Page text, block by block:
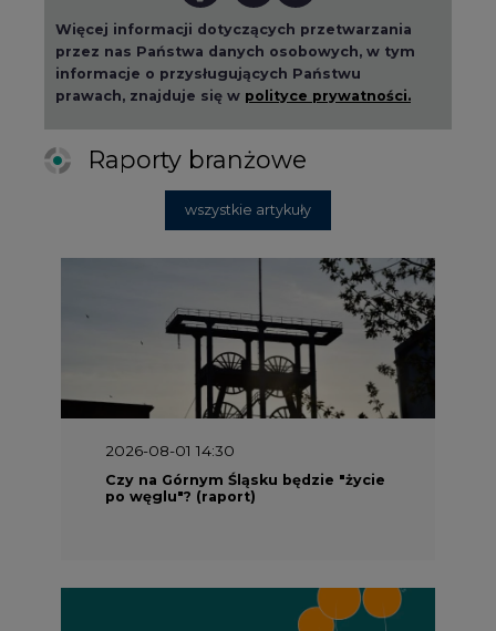
Więcej informacji dotyczących przetwarzania
przez nas Państwa danych osobowych, w tym
informacje o przysługujących Państwu
prawach, znajduje się w polityce prywatności.
Raporty branżowe
wszystkie artykuły
2026-08-01 14:30
Czy na Górnym Śląsku będzie "życie
po węglu"? (raport)